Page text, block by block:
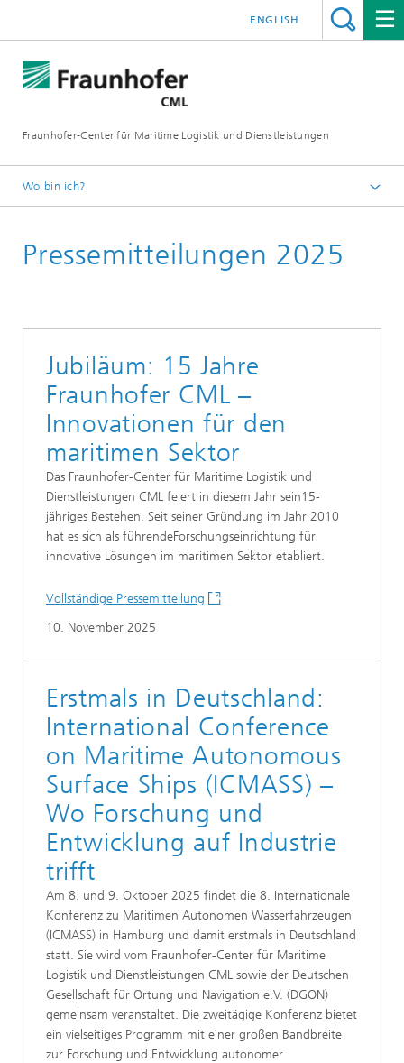
Fraunhofer-Center für Maritime Logistik und Dienstleistungen
ENGLISH
Wo bin ich?
Pressemitteilungen 2025
Jubiläum: 15 Jahre
Fraunhofer CML –
Innovationen für den
maritimen Sektor
Das Fraunhofer-Center für Maritime Logistik und
Dienstleistungen CML feiert in diesem Jahr sein15-
jähriges Bestehen. Seit seiner Gründung im Jahr 2010
hat es sich als führendeForschungseinrichtung für
innovative Lösungen im maritimen Sektor etabliert.
Vollständige Pressemitteilung
10. November 2025
Erstmals in Deutschland:
International Conference
on Maritime Autonomous
Surface Ships (ICMASS) –
Wo Forschung und
Entwicklung auf Industrie
trifft
Am 8. und 9. Oktober 2025 findet die 8. Internationale
Konferenz zu Maritimen Autonomen Wasserfahrzeugen
(ICMASS) in Hamburg und damit erstmals in Deutschland
statt. Sie wird vom Fraunhofer-Center für Maritime
Logistik und Dienstleistungen CML sowie der Deutschen
Gesellschaft für Ortung und Navigation e.V. (DGON)
gemeinsam veranstaltet. Die zweitägige Konferenz bietet
ein vielseitiges Programm mit einer großen Bandbreite
zur Forschung und Entwicklung autonomer